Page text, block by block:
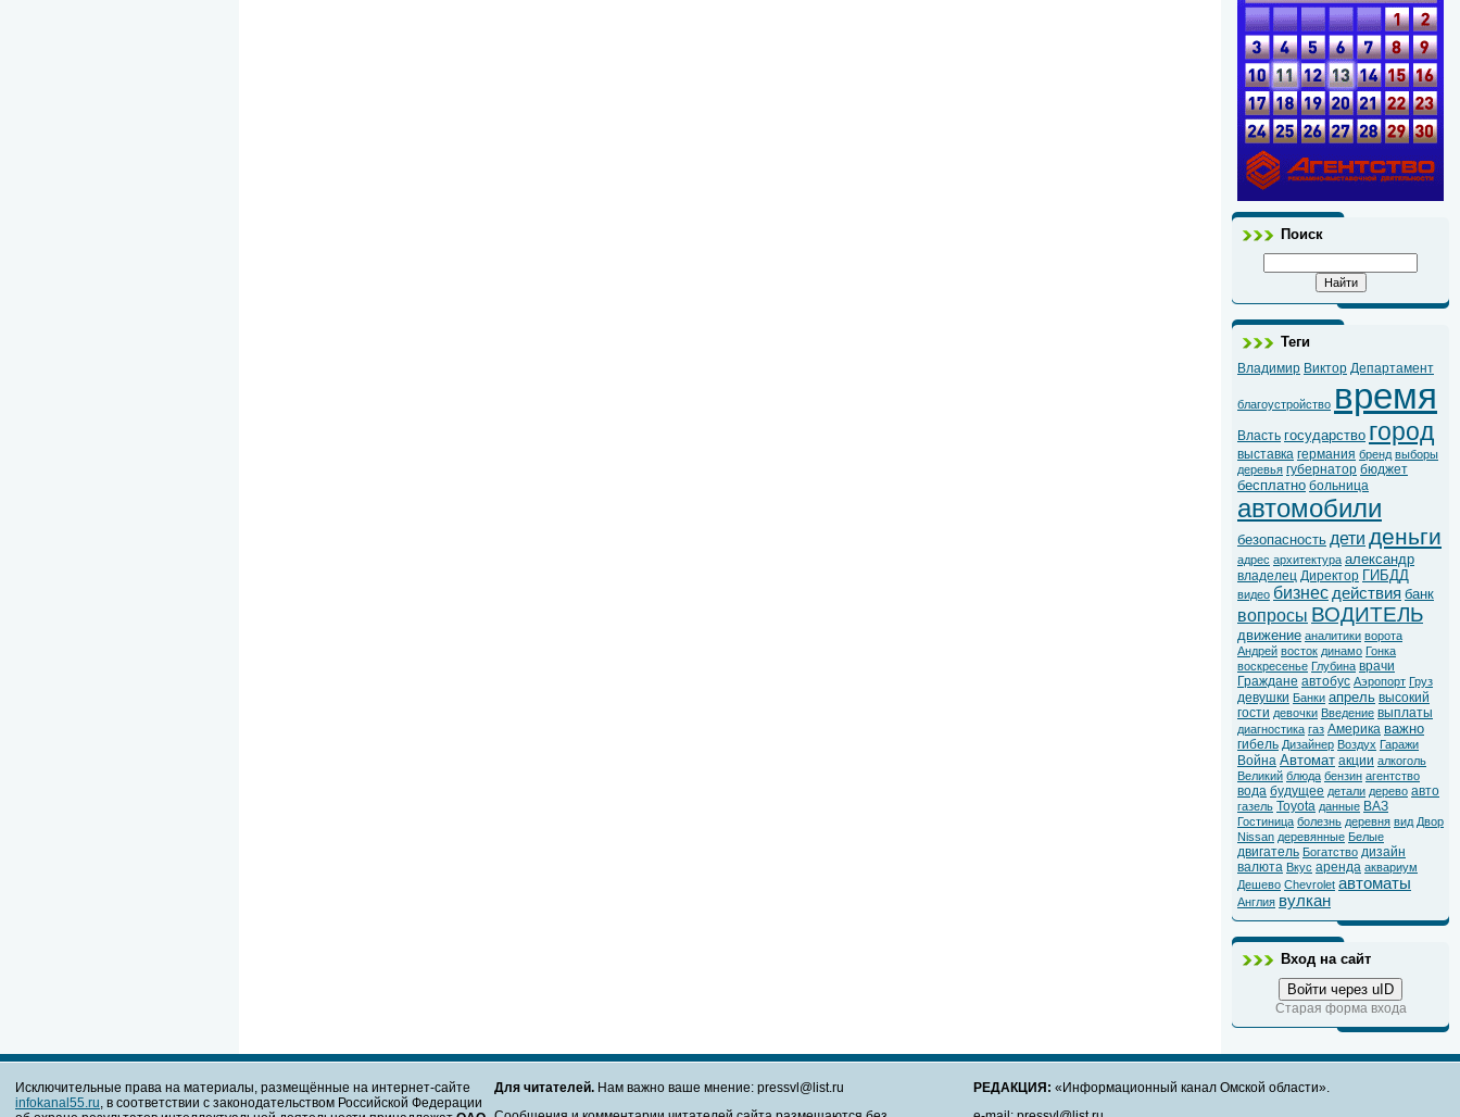
Поиск
Теги
Владимир Виктор Департамент
благоустройство время
Власть государство город
выставка германия бренд выборы
деревья губернатор бюджет
бесплатно больница
автомобили
безопасность дети деньги
адрес архитектура александр
владелец Директор ГИБДД
видео бизнесдействия банк
вопросы ВОДИТЕЛЬ
движение аналитики ворота
Андрей восток динамо Гонка
воскресенье Глубина врачи
Граждане автобус Аэропорт Груз
девушки Банки апрель высокий
гости девочки Введение выплаты
диагностика газ Америка важно
гибель Дизайнер Воздух Гаражи
Война Автомат акции алкоголь
Великий блюда бензин агентство
вода будущее детали дерево авто
газель Toyota данные ВАЗ
Гостиница болезнь деревня вид Двор
Nissan деревянные Белые
двигатель Богатство дизайн
валюта Вкус аренда аквариум
Дешево Chevrolet автоматы
Англия вулкан
Вход на сайт
Войти через uID
Старая форма входа
Исключительные права на материалы, размещённые на интернет-сайте
infokanal55.ru, в соответствии с законодательством Российской Федерации
Для читателей. Нам важно ваше мнение: pressvl@list.ru
РЕДАКЦИЯ: «Информационный канал Омской области».